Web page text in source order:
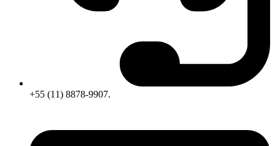
+55 (11) 8878-9907.